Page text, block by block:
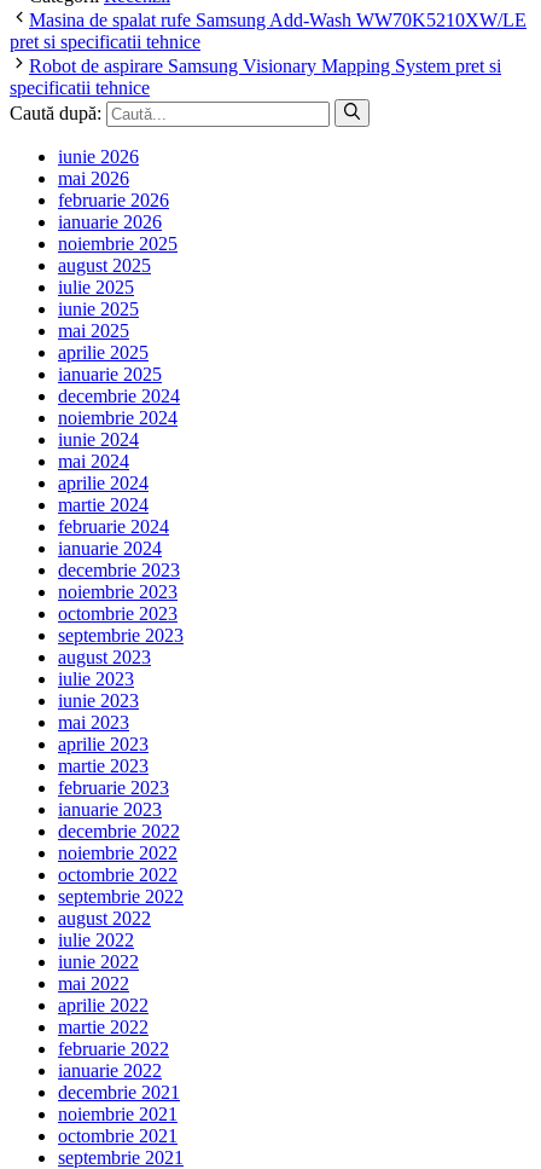
Masina de spalat rufe Samsung Add-Wash WW70K5210XW/LE
pret si specificatii tehnice
Robot de aspirare Samsung Visionary Mapping System pret si
specificatii tehnice
Caută după:
iunie 2026
mai 2026
februarie 2026
ianuarie 2026
noiembrie 2025
august 2025
iulie 2025
iunie 2025
mai 2025
aprilie 2025
ianuarie 2025
decembrie 2024
noiembrie 2024
iunie 2024
mai 2024
aprilie 2024
martie 2024
februarie 2024
ianuarie 2024
decembrie 2023
noiembrie 2023
octombrie 2023
septembrie 2023
august 2023
iulie 2023
iunie 2023
mai 2023
aprilie 2023
martie 2023
februarie 2023
ianuarie 2023
decembrie 2022
noiembrie 2022
octombrie 2022
septembrie 2022
august 2022
iulie 2022
iunie 2022
mai 2022
aprilie 2022
martie 2022
februarie 2022
ianuarie 2022
decembrie 2021
noiembrie 2021
octombrie 2021
septembrie 2021